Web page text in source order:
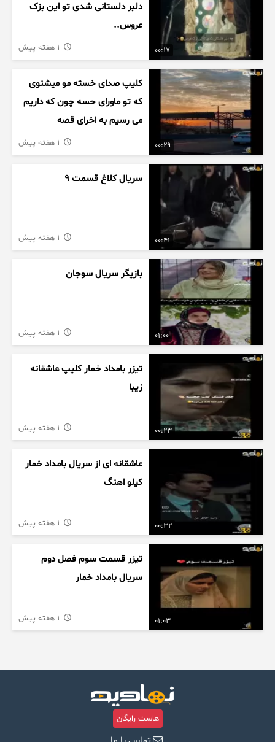
00:17
دلبر دلستانی شدی تو این بزک
عروس..
00:29
کلیپ صدای خسته مو میشنوی
که تو ماورای حسه چون که داریم
می رسیم به اخرای قصه
00:41
سریال کلاغ قسمت 9
01:00
بازیگر سریال سوجان
00:23
تیزر بامداد خمار کلیپ عاشقانه
زیبا
00:32
عاشقانه ای از سریال بامداد خمار
کیلو اهنگ
01:03
تیزر قسمت سوم فصل دوم
سریال بامداد خمار
هاست رایگان